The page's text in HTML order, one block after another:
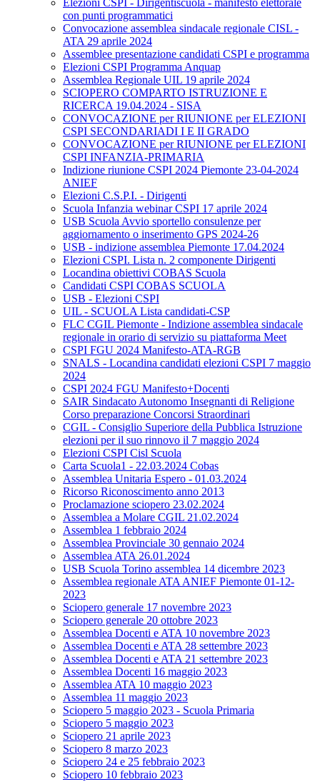
Elezioni CSPI - Dirigentiscuola - manifesto elettorale
con punti programmatici
Convocazione assemblea sindacale regionale CISL -
ATA 29 aprile 2024
Assemblee presentazione candidati CSPI e programma
Elezioni CSPI Programma Anquap
Assemblea Regionale UIL 19 aprile 2024
SCIOPERO COMPARTO ISTRUZIONE E
RICERCA 19.04.2024 - SISA
CONVOCAZIONE per RIUNIONE per ELEZIONI
CSPI SECONDARIADI I E II GRADO
CONVOCAZIONE per RIUNIONE per ELEZIONI
CSPI INFANZIA-PRIMARIA
Indizione riunione CSPI 2024 Piemonte 23-04-2024
ANIEF
Elezioni C.S.P.I. - Dirigenti
Scuola Infanzia webinar CSPI 17 aprile 2024
USB Scuola Avvio sportello consulenze per
aggiornamento o inserimento GPS 2024-26
USB - indizione assemblea Piemonte 17.04.2024
Elezioni CSPI. Lista n. 2 componente Dirigenti
Locandina obiettivi COBAS Scuola
Candidati CSPI COBAS SCUOLA
USB - Elezioni CSPI
UIL - SCUOLA Lista candidati-CSP
FLC CGIL Piemonte - Indizione assemblea sindacale
regionale in orario di servizio su piattaforma Meet
CSPI FGU 2024 Manifesto-ATA-RGB
SNALS - Locandina candidati elezioni CSPI 7 maggio
2024
CSPI 2024 FGU Manifesto+Docenti
SAIR Sindacato Autonomo Insegnanti di Religione
Corso preparazione Concorsi Straordinari
CGIL - Consiglio Superiore della Pubblica Istruzione
elezioni per il suo rinnovo il 7 maggio 2024
Elezioni CSPI Cisl Scuola
Carta Scuola1 - 22.03.2024 Cobas
Assemblea Unitaria Espero - 01.03.2024
Ricorso Riconoscimento anno 2013
Proclamazione sciopero 23.02.2024
Assemblea a Molare CGIL 21.02.2024
Assemblea 1 febbraio 2024
Assemblea Provinciale 30 gennaio 2024
Assemblea ATA 26.01.2024
USB Scuola Torino assemblea 14 dicembre 2023
Assemblea regionale ATA ANIEF Piemonte 01-12-
2023
Sciopero generale 17 novembre 2023
Sciopero generale 20 ottobre 2023
Assemblea Docenti e ATA 10 novembre 2023
Assemblea Docenti e ATA 28 settembre 2023
Assemblea Docenti e ATA 21 settembre 2023
Assemblea Docenti 16 maggio 2023
Assemblea ATA 10 maggio 2023
Assemblea 11 maggio 2023
Sciopero 5 maggio 2023 - Scuola Primaria
Sciopero 5 maggio 2023
Sciopero 21 aprile 2023
Sciopero 8 marzo 2023
Sciopero 24 e 25 febbraio 2023
Sciopero 10 febbraio 2023